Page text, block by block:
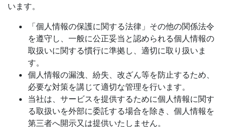
います。
「個人情報の保護に関する法律」その他の関係法令
を遵守し、一般に公正妥当と認められる個人情報の
取扱いに関する慣行に準拠し、適切に取り扱いま
す。
個人情報の漏洩、紛失、改ざん等を防止するため、
必要な対策を講じて適切な管理を行います。
当社は、サービスを提供するために個人情報に関す
る取扱いを外部に委託する場合を除き、個人情報を
第三者へ開示又は提供いたしません。